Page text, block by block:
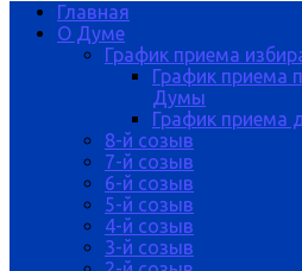
Главная
О Думе
График приема
График приема
Думы
График приема
8-й созыв
7-й созыв
6-й созыв
5-й созыв
4-й созыв
3-й созыв